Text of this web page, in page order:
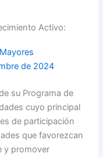
Activo:
Mayores
de 2024
su Programa de
cuyo principal
de participación
que favorezcan
y promover